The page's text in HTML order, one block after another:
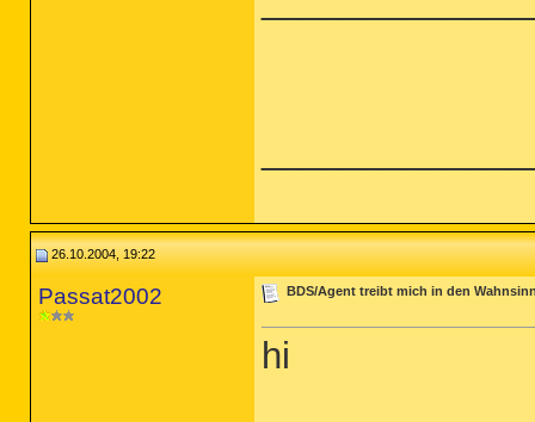
26.10.2004, 19:22
Passat2002 BDS/Agent treibt mich in den
hi